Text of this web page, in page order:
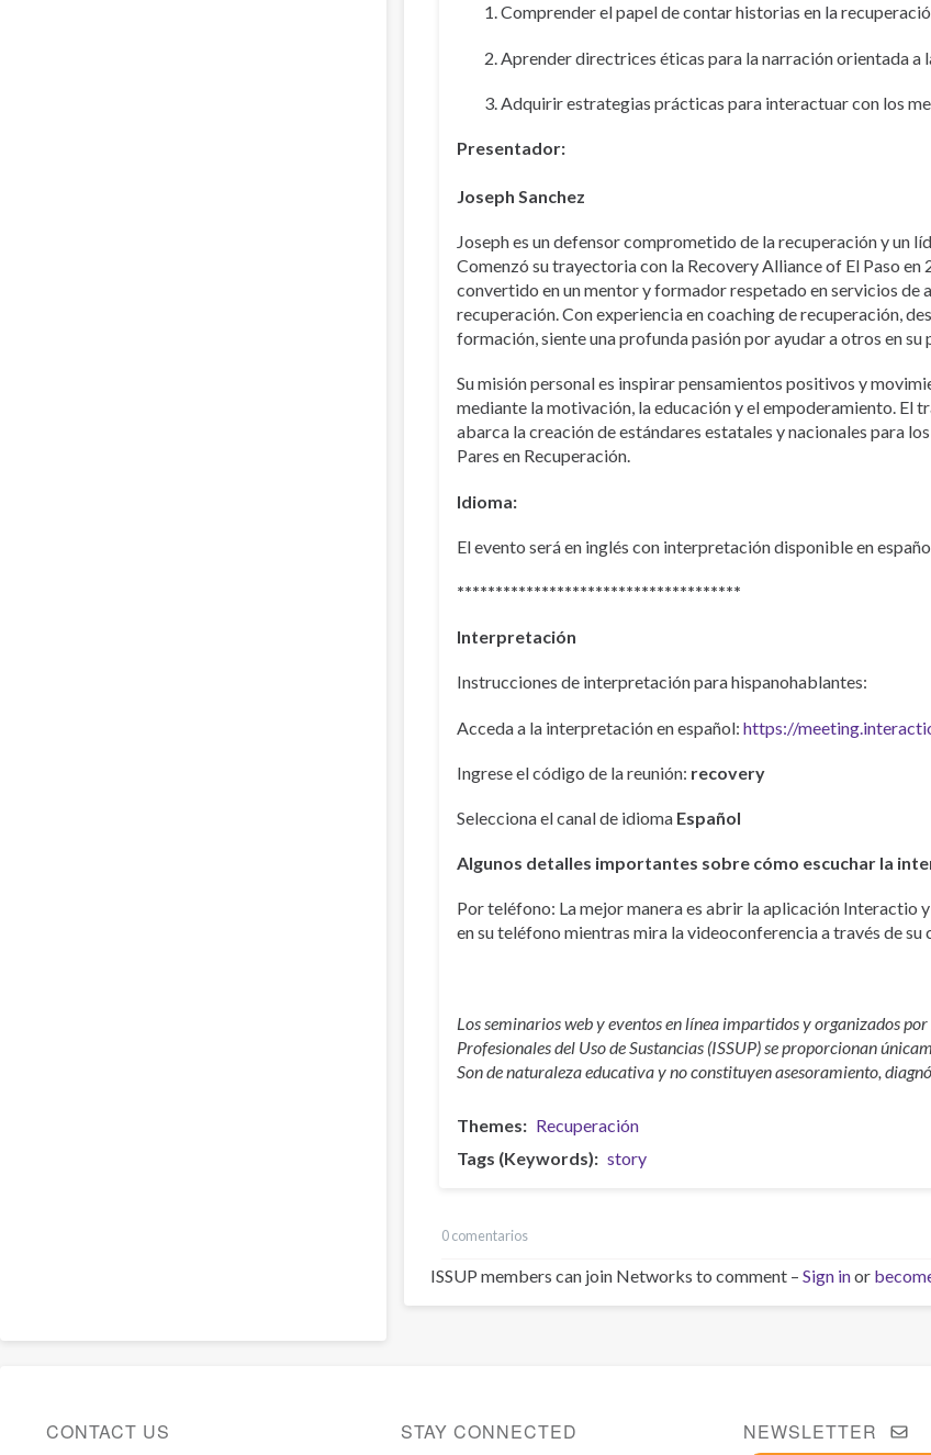
Comprender el papel de contar historias en la
Aprender directrices éticas para la narración orientada a
Adquirir estrategias prácticas para interactuar con los
Presentador:
Joseph Sanchez
Joseph es un defensor comprometido de la recuperación y un
Comenzó su trayectoria con la Recovery Alliance of El Paso en
convertido en un mentor y formador respetado en servicios de
recuperación. Con experiencia en coaching de recuperación,
formación, siente una profunda pasión por ayudar a otros en su
Su misión personal es inspirar pensamientos positivos y
mediante la motivación, la educación y el empoderamiento. El
abarca la creación de estándares estatales y nacionales para
Pares en Recuperación.
Idioma:
El evento será en inglés con interpretación disponible en
*************************************
Interpretación
Instrucciones de interpretación para hispanohablantes:
Acceda a la interpretación en español: https://
Ingrese el código de la reunión: recovery
Selecciona el canal de idioma Español
Algunos detalles importantes sobre cómo escuchar la
Por teléfono: La mejor manera es abrir la aplicación Interactio
en su teléfono mientras mira la videoconferencia a través de su
Los seminarios web y eventos en línea impartidos y organizados
Profesionales del Uso de Sustancias (ISSUP) se proporcionan
Son de naturaleza educativa y no constituyen asesoramiento,
Themes
Recuperación
Tags (Keywords)
story
0 comentarios
ISSUP members can join Networks to comment – Sign inor
CONTACT US STAY CONNECTED NEWSLETTER